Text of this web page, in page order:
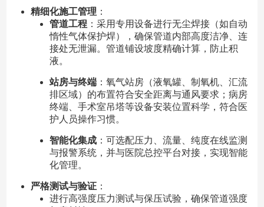
精细化施工管理 ：
管道工程：采用专用设备进行无尘焊接（如自动
惰性气体保护焊），确保管道内部高度洁净、连
接处无泄漏。管道铺设坡度精确计算，防止积
液。
站房与终端：氧气站房（液氧罐、制氧机、汇流
排区域）的布置符合安全距离与通风要求；病房
终端、手术室吊塔等设备安装位置科学，符合医
护人员操作习惯。
智能化集成：可选配压力、流量、纯度在线监测
与报警系统，并与医院总控平台对接，实现智能
化管理。
严格测试与验证：
进行高强度压力测试与保压试验，确保管道强度